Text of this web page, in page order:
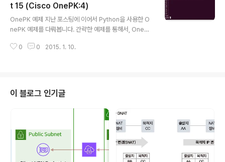
해주는 라이브러리로 진행을 하게 될 예정이라서, 먼저 Ne
tmiko 라이브러리를 설치하는 것으로 가볍게 시작해봅니
다. Netmiko Multi-vendor library to simplify Para
miko SSH connections to n..
t 15 (Cisco OnePK:4)
OnePK 예제 지난 포스팅에 이어서 Python을 사용한 O
nePK 예제를 다뤄봅니다. 간략한 예제를 통해서, OnePK
두 번째 예제 - Network Element의 Interface 정보를
지난 포스팅인 Python for Networker Part 14(OneP
K3)을 참고해주시면 됩니다. - Interface를 정보를 가져
오기 위해서 OnePK에서 제공하는 Package중에, Inter
face라는 Package를 사용합니다. - 여기서는 Net..
0 0 2015. 1. 10.
이 블로그 인기글